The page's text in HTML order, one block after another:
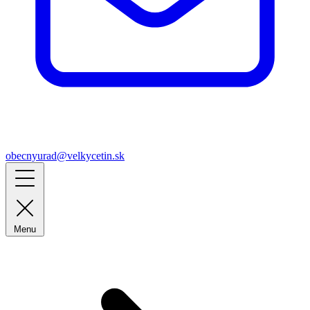
obecnyurad@velkycetin.sk
Menu